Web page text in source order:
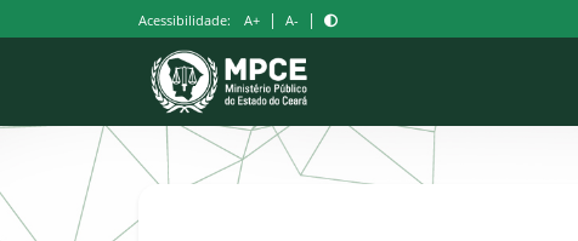
para
Acessibilidade: A+ | A- |